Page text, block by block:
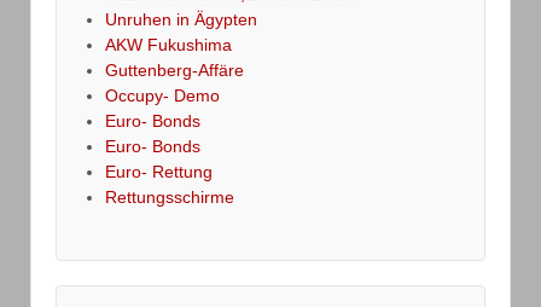
Unruhen in Ägypten
AKW Fukushima
Guttenberg-Affäre
Occupy- Demo
Euro- Bonds
Euro- Bonds
Euro- Rettung
Rettungsschirme